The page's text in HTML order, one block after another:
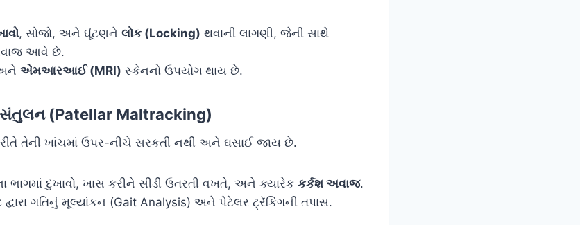
, સોજો, અને ઘૂંટણને લોક (Locking) થવાની લાગણી, જેની સાથે
આવે છે.
અને એમઆરઆઈ (MRI) સ્કેનનો ઉપયોગ થાય છે.
(Patellar Maltracking)
તેની ખાંચમાં ઉપર-નીચે સરકતી નથી અને ઘસાઈ જાય છે.
દુખાવો, ખાસ કરીને સીડી ઉતરતી વખતે, અને ક્યારેક કર્કશ અવાજ.
દ્વારા ગતિનું મૂલ્યાંકન (Gait Analysis) અને પેટેલર ટ્રૅકિંગની તપાસ.